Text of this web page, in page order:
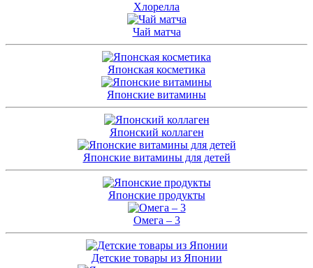
Хлорелла
Чай матча
Японская косметика
Японские витамины
Японский коллаген
Японские витамины для детей
Японские продукты
Омега – 3
Детские товары из Японии